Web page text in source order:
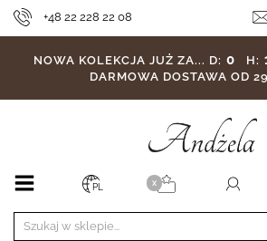
+48 22 228 22 08
NOWA KOLEKCJA JUŻ ZA... D: 0 H:
DARMOWA DOSTAWA OD
PL X